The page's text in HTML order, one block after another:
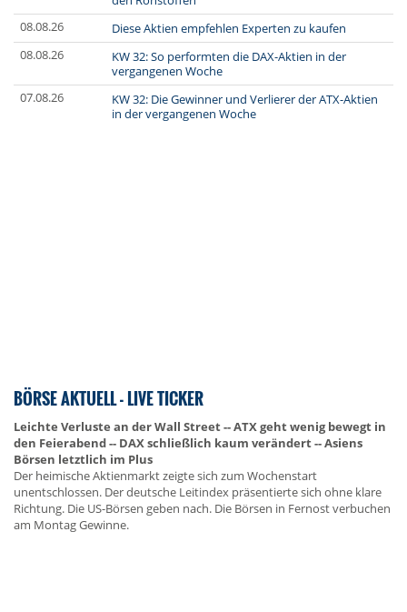
08.08.26
Diese Aktien empfehlen Experten zu kaufen
08.08.26
KW 32: So performten die DAX-Aktien in der
vergangenen Woche
07.08.26
KW 32: Die Gewinner und Verlierer der ATX-Aktien
in der vergangenen Woche
BÖRSE AKTUELL - LIVE TICKER
Leichte Verluste an der Wall Street -- ATX geht wenig bewegt in
den Feierabend -- DAX schließlich kaum verändert -- Asiens
Börsen letztlich im Plus
Der heimische Aktienmarkt zeigte sich zum Wochenstart
unentschlossen. Der deutsche Leitindex präsentierte sich ohne klare
Richtung. Die US-Börsen geben nach. Die Börsen in Fernost verbuchen
am Montag Gewinne.